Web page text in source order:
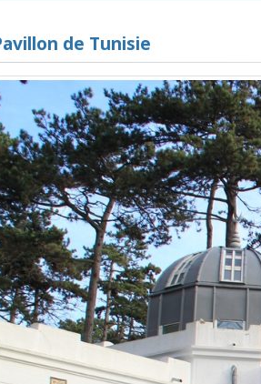
de Tunisie